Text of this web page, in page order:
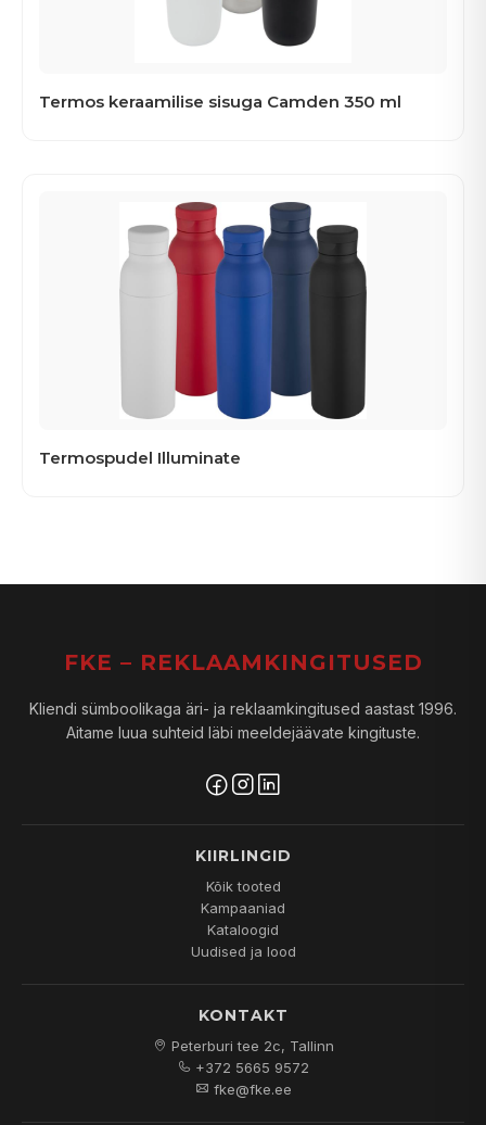
Termos keraamilise sisuga Camden 350 ml
Termospudel Illuminate
FKE – REKLAAMKINGITUSED
Kliendi sümboolikaga äri- ja reklaamkingitused aastast 1996.
Aitame luua suhteid läbi meeldejäävate kingituste.
KIIRLINGID
Kõik tooted
Kampaaniad
Kataloogid
Uudised ja lood
KONTAKT
Peterburi tee 2c, Tallinn
+372 5665 9572
fke@fke.ee